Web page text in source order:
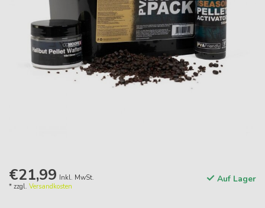
€21,99 Inkl. MwSt.
* zzgl. Versandkosten
Auf Lager